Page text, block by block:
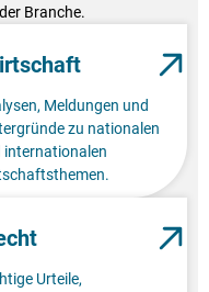
Branche.
Meldungen und
zu nationalen
internationalen
Urteile,